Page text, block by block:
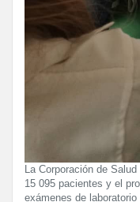
La Corporación de
15 095 pacientes y el
exámenes de